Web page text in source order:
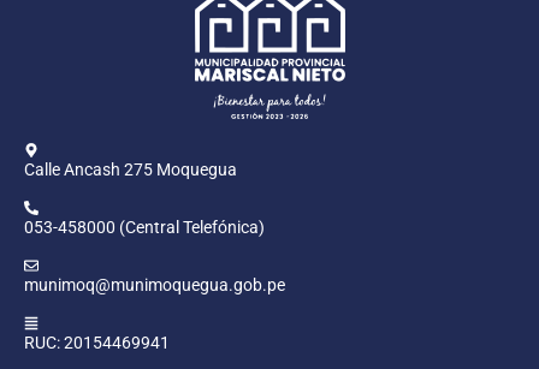
Calle Ancash 275 Moquegua
053-458000 (Central Telefónica)
munimoq@munimoquegua.gob.pe
RUC: 20154469941